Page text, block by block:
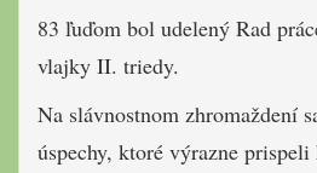
83 ľuďom bol udelený Rad
vlajky II. triedy.
Na slávnostnom zhromaždení
úspechy, ktoré výrazne